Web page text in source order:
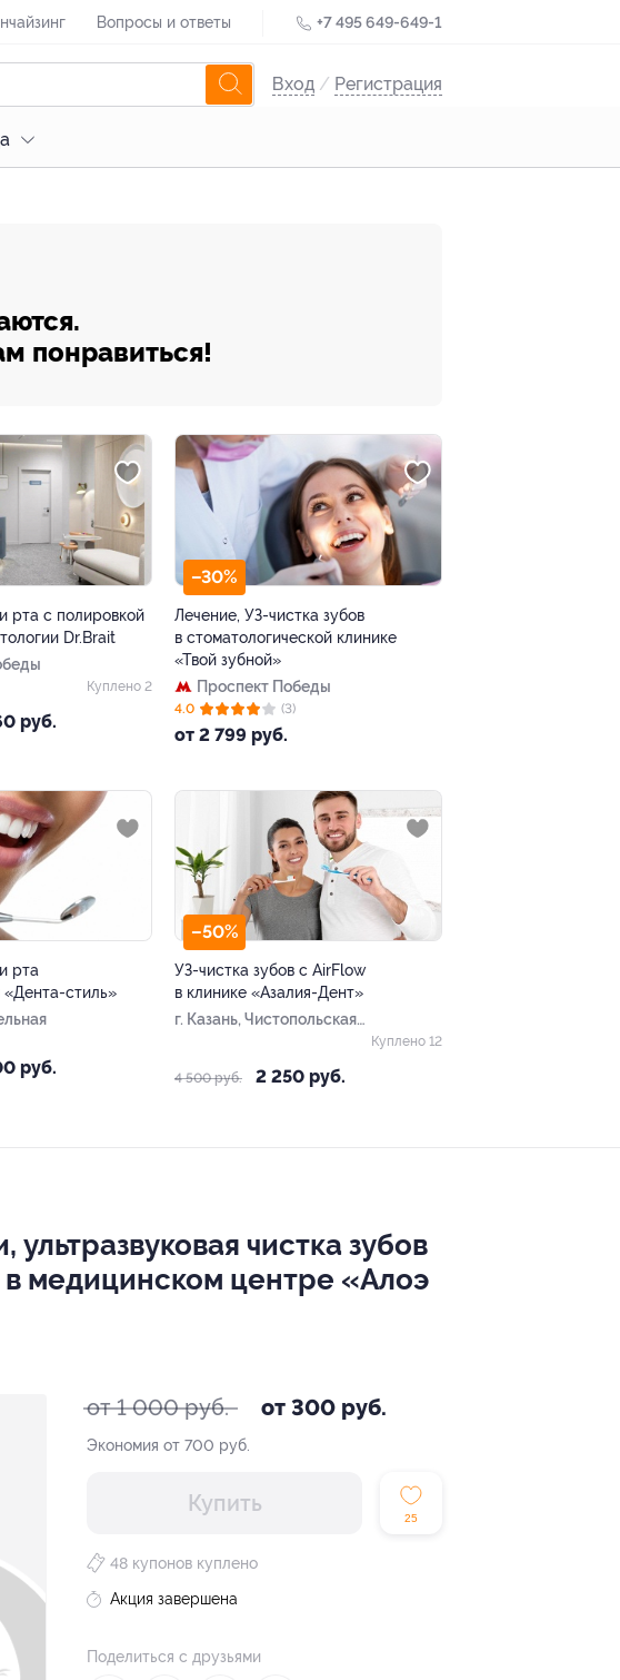
Вопросы и ответы +7 495 649-649-1
Вход / Регистрация
понравиться!
рта с полировкой
Dr.Brait
руб.
Куплено 2
–30%
Лечение, УЗ-чистка зубов
в стоматологической клинике
«Твой зубной»
Проспект Победы
от 2 799 руб.
4.0 (3)
рта
«Дента-стиль»
руб.
–50%
УЗ-чистка зубов с AirFlow
в клинике «Азалия-Дент»
г. Казань, Чистопольская
4 500 руб. 2 250 руб.
Куплено 12
чистка зубов
в медицинском центре «Алоэ
от 1 000 руб. от 300 руб.
Экономия от 700 руб.
Купить
25
48 купонов куплено
Акция завершена
Поделиться с друзьями